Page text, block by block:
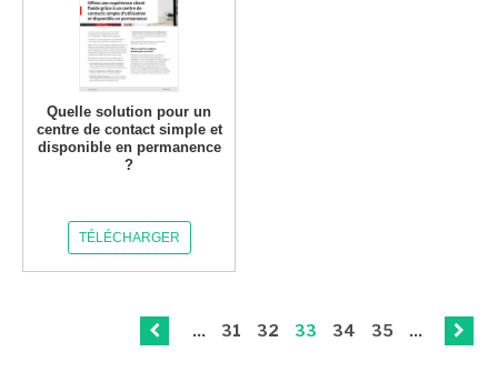
Quelle solution pour un
centre de contact simple et
disponible en permanence
?
TÉLÉCHARGER
... 31 32 33 34 35 ...